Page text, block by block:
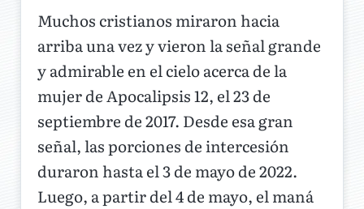
Muchos cristianos miraron hacia
arriba una vez y vieron la señal grande
y admirable en el cielo acerca de la
mujer de Apocalipsis 12, el 23 de
septiembre de 2017. Desde esa gran
señal, las porciones de intercesión
duraron hasta el 3 de mayo de 2022.
Luego, a partir del 4 de mayo, el maná